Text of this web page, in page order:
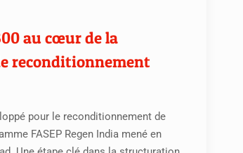
au cœur de la
reconditionnement
pour le reconditionnement de
FASEP Regen India mené en